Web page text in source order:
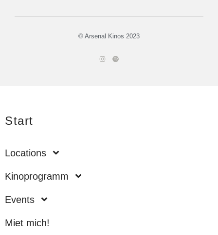
© Arsenal Kinos 2023
Start
Loca­ti­ons
Kino­pro­gramm
Events
Miet mich!